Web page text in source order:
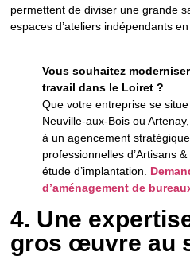
permettent de diviser une grande
espaces d’ateliers indépendants
Vous souhaitez
travail dans le Loiret ?
Que votre entreprise se
Neuville-aux-Bois ou
à un agencement
professionnelles d’Artisans
étude d’implantation.
d’aménagement de
4. Une
gros œuvre au